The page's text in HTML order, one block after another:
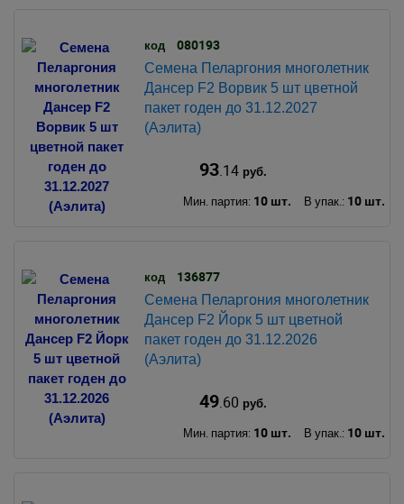
код 080193
Семена Пеларгония многолетник
Дансер F2 Ворвик 5 шт цветной
пакет годен до 31.12.2027
(Аэлита)
93.14руб.
Мин. партия: 10 шт. В упак.: 10 шт.
код 136877
Семена Пеларгония многолетник
Дансер F2 Йорк 5 шт цветной
пакет годен до 31.12.2026
(Аэлита)
49.60 руб.
Мин. партия: 10 шт. В упак.: 10 шт.